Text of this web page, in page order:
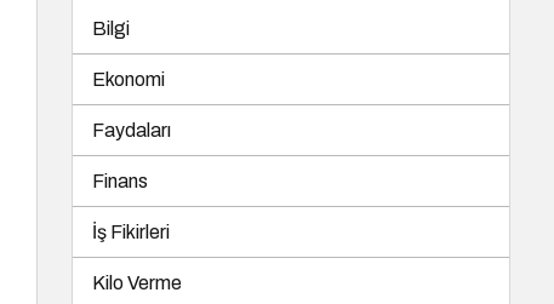
Bilgi
Ekonomi
Faydaları
Finans
İş Fikirleri
Kilo Verme